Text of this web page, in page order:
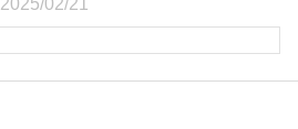
2025/02/21